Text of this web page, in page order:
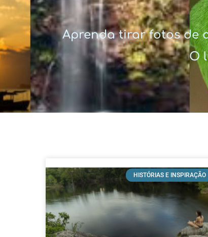
Aprenda tirar fotos de
O
HISTÓRIAS E INSPIRAÇÃO